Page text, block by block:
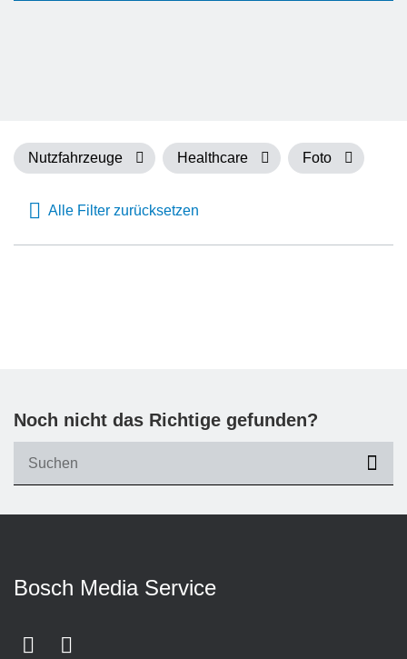
Nutzfahrzeuge Healthcare Foto
Alle Filter zurücksetzen
Noch nicht das Richtige gefunden?
Bosch Media Service